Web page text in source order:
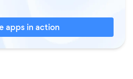
apps in action